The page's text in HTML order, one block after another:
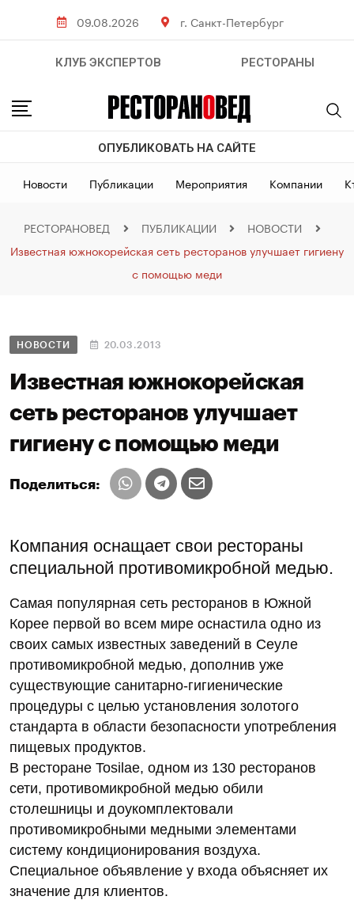
09.08.2026 г. Санкт-Петербург
КЛУБ ЭКСПЕРТОВ РЕСТОРАНЫ
ОПУБЛИКОВАТЬ НА САЙТЕ
Новости Публикации Мероприятия Компании
РЕСТОРАНОВЕД ПУБЛИКАЦИИ
НОВОСТИ
Известная южнокорейская сеть ресторанов улучшает гигиену
с помощью меди
НОВОСТИ 20.03.2013
Известная южнокорейская
сеть ресторанов улучшает
гигиену с помощью меди
Поделиться:
Компания оснащает свои рестораны
специальной противомикробной медью.
Самая популярная сеть ресторанов в Южной
Корее первой во всем мире оснастила одно из
своих самых известных заведений в Сеуле
противомикробной медью, дополнив уже
существующие санитарно-гигиенические
процедуры с целью установления золотого
стандарта в области безопасности употребления
пищевых продуктов.
В ресторане Tosilae, одном из 130 ресторанов
сети, противомикробной медью обили
столешницы и доукомплектовали
противомикробными медными элементами
систему кондиционирования воздуха.
Специальное объявление у входа объясняет их
значение для клиентов.